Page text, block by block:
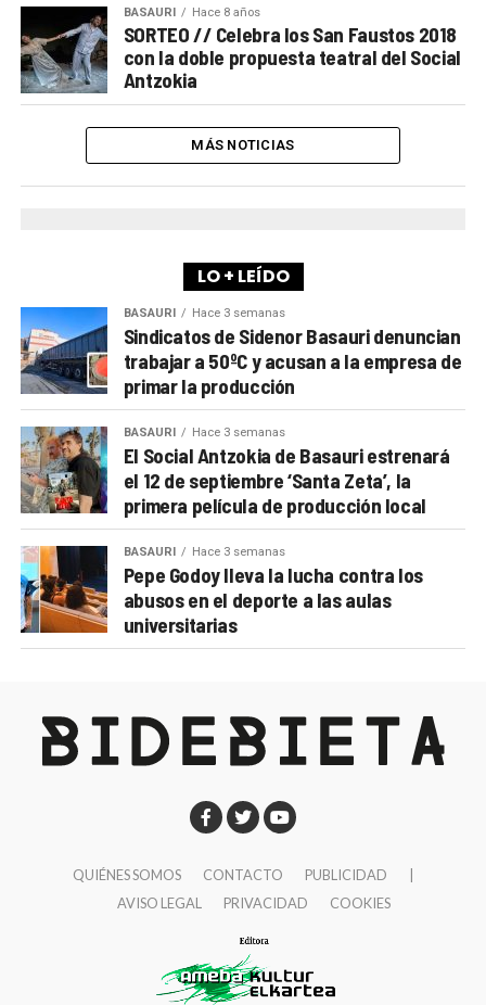
BASAURI Hace 8 años
SORTEO // Celebra los San Faustos 2018
con la doble propuesta teatral del Social
Antzokia
MÁS NOTICIAS
LO + LEÍDO
BASAURI Hace 3 semanas
Sindicatos de Sidenor Basauri denuncian
trabajar a 50ºC y acusan a la empresa de
primar la producción
BASAURI Hace 3 semanas
El Social Antzokia de Basauri estrenará
el 12 de septiembre ‘Santa Zeta’, la
primera película de producción local
BASAURI Hace 3 semanas
Pepe Godoy lleva la lucha contra los
abusos en el deporte a las aulas
universitarias
QUIÉNES SOMOS CONTACTO PUBLICIDAD
AVISO LEGAL
PRIVACIDAD COOKIES